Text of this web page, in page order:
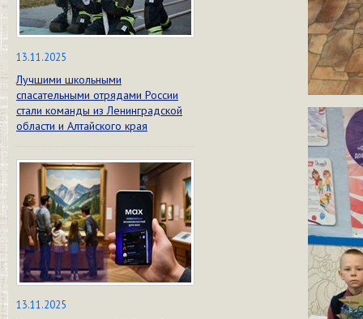
13.11.2025
Лучшими школьными
спасательными отрядами России
стали команды из Ленинградской
области и Алтайского края
13.11.2025